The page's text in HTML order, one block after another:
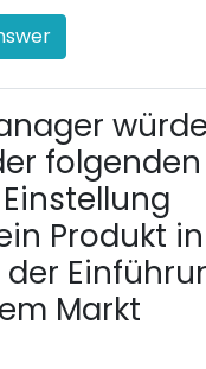
folgenden
Produkt in
Markt